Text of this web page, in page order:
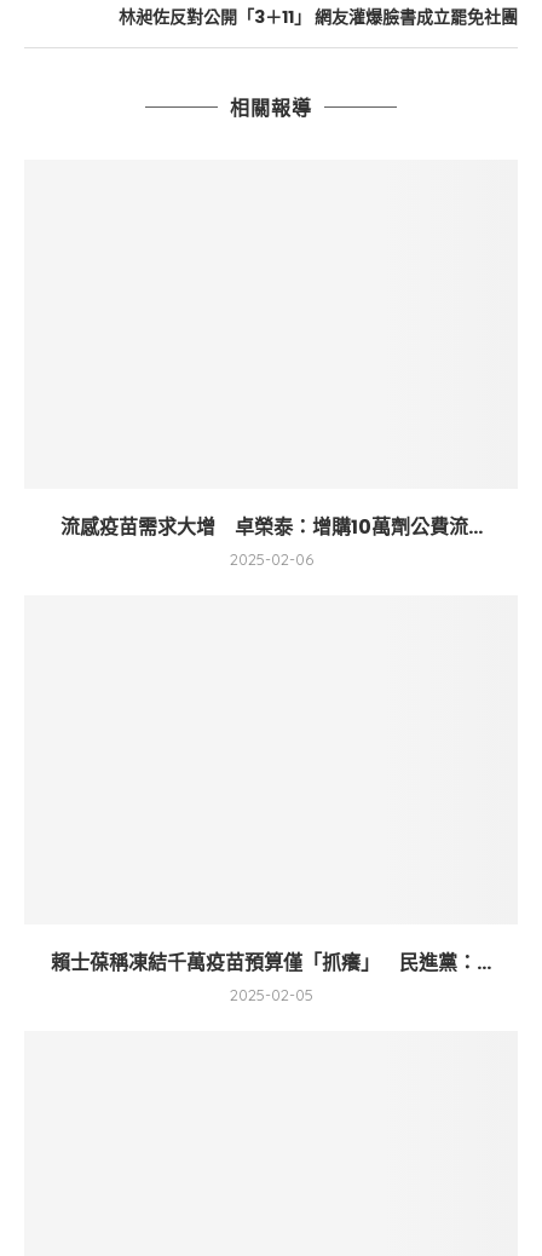
林昶佐反對公開「3＋11」 網友灌爆臉書成立罷免社團
相關報導
流感疫苗需求大增 卓榮泰：增購10萬劑公費流...
2025-02-06
賴士葆稱凍結千萬疫苗預算僅「抓癢」 民進黨：...
2025-02-05